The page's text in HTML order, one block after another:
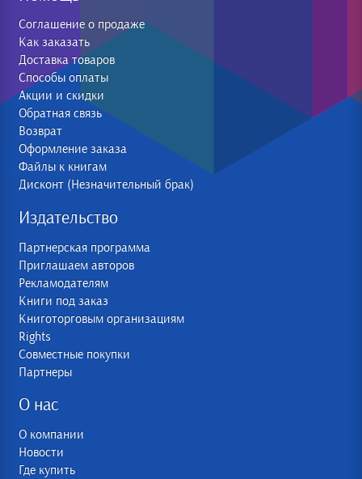
Соглашение о продаже
Как заказать
Доставка товаров
Способы оплаты
Акции и скидки
Обратная связь
Возврат
Оформление заказа
Файлы к книгам
Дисконт (Незначительный брак)
Издательство
Партнерская программа
Приглашаем авторов
Рекламодателям
Книги под заказ
Книготорговым организациям
Rights
Совместные покупки
Партнеры
О нас
О компании
Новости
Где купить